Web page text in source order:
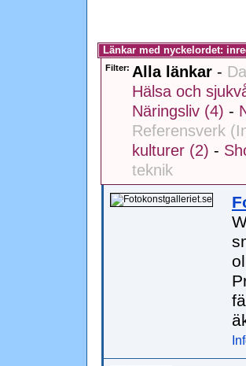
Länkar med nyckelordet:
Filter: Alla länkar -
Hälsa och
Näringsliv (4) -
Referensverk
kulturer (2) -
teknik